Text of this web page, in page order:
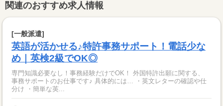
関連のおすすめ求人情報
[一般派遣]
英語が活かせる♪特許事務サポート！電話少な
め｜英検2級でOK◎
専門知識必要なし！事務経験だけでOK！ 外国特許出願に関する、
事務サポートのお仕事です♪ 具体的には… ・英文レターの確認や仕
分け ・簡単な英...